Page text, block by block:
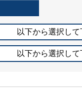
以下から選択し
以下から選択し